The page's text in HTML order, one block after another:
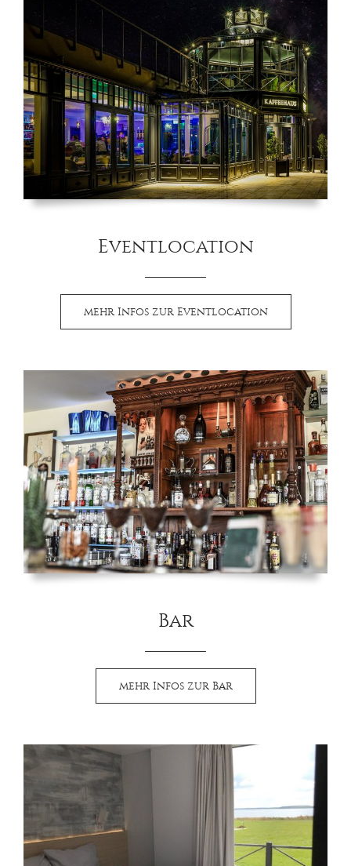
Eventlocation
mehr Infos zur Eventlocation
Bar
mehr Infos zur Bar